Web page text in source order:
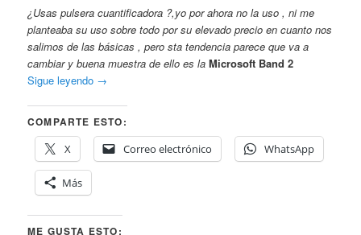
¿Usas pulsera cuantificadora ?,yo por ahora no la uso , ni me
planteaba su uso sobre todo por su elevado precio en cuanto nos
salimos de las básicas , pero sta tendencia parece que va a
cambiar y buena muestra de ello es laMicrosoft Band 2
Sigue leyendo →
COMPARTE ESTO:
X
Correo electrónico WhatsApp
Más
ME GUSTA ESTO: